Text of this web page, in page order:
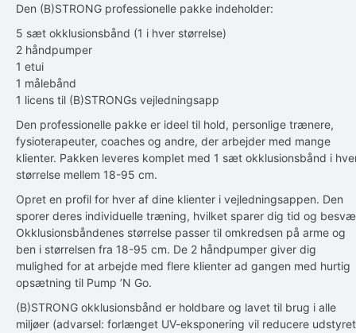
Den (B)STRONG professionelle pakke indeholder:
5 sæt okklusionsbånd (1 i hver størrelse)
2 håndpumper
1 etui
1 målebånd
1 licens til (B)STRONGs vejledningsapp
Den professionelle pakke er ideel til hold, personlige trænere,
fysioterapeuter, coaches og andre, der arbejder med mange
klienter. Pakken leveres komplet med 1 sæt okklusionsbånd i
størrelse mellem 18-95 cm.
Opret en profil for hver af dine klienter i vejledningsappen. Den
sporer deres individuelle træning, hvilket sparer dig tid og
Okklusionsbåndenes størrelse passer til omkredsen på arme og
ben i størrelsen fra 18-95 cm. De 2 håndpumper giver dig
mulighed for at arbejde med flere klienter ad gangen med hurtig
opsætning til Pump ’N Go.
(B)STRONG okklusionsbånd er holdbare og lavet til brug i alle
miljøer (advarsel: forlænget UV-eksponering vil reducere